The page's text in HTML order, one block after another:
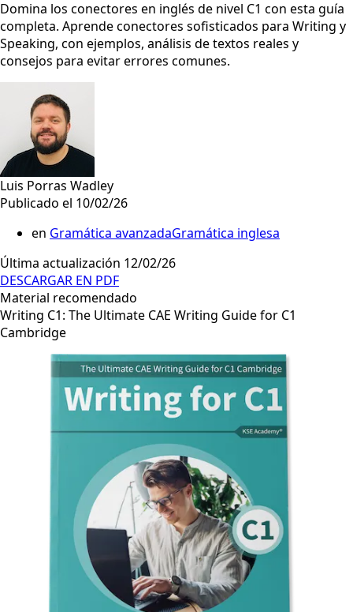
Domina los conectores en inglés de nivel C1 con esta guía
completa. Aprende conectores sofisticados para Writing y
Speaking, con ejemplos, análisis de textos reales y
consejos para evitar errores comunes.
Luis Porras Wadley
Publicado el 10/02/26
en Gramática avanzadaGramática inglesa
Última actualización 12/02/26
DESCARGAR EN PDF
Material recomendado
Writing C1: The Ultimate CAE Writing Guide for C1
Cambridge